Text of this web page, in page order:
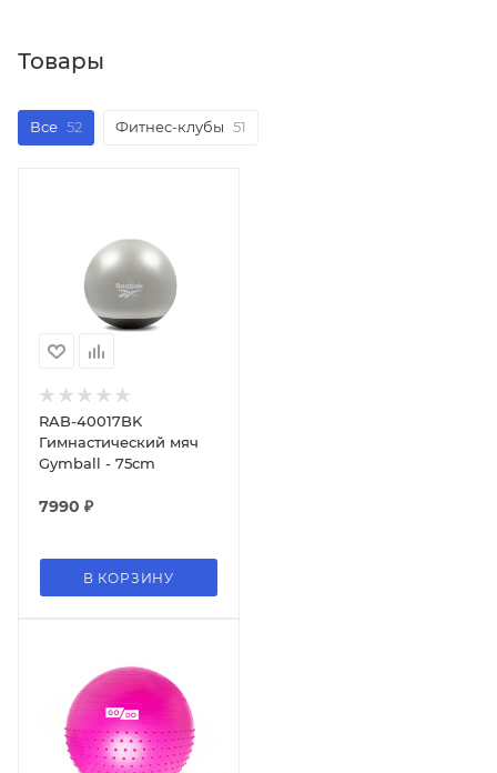
Товары
Все 52 Фитнес-клубы 51
RAB-40017BK
Гимнастический мяч
Gymball - 75cm
7990 ₽
В КОРЗИНУ